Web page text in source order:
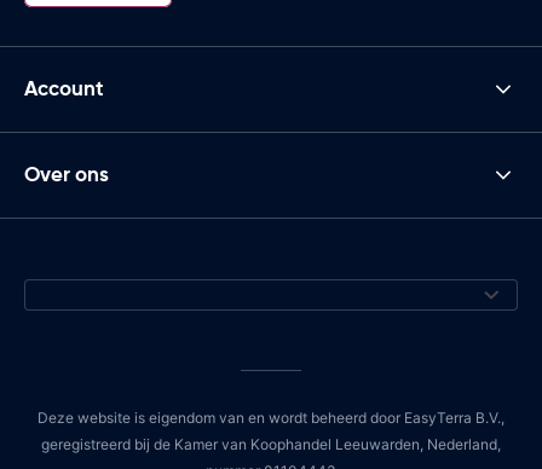
Account
Over ons
Deze website is eigendom van en wordt beheerd door EasyTerra B.V.,
geregistreerd bij de Kamer van Koophandel Leeuwarden, Nederland,